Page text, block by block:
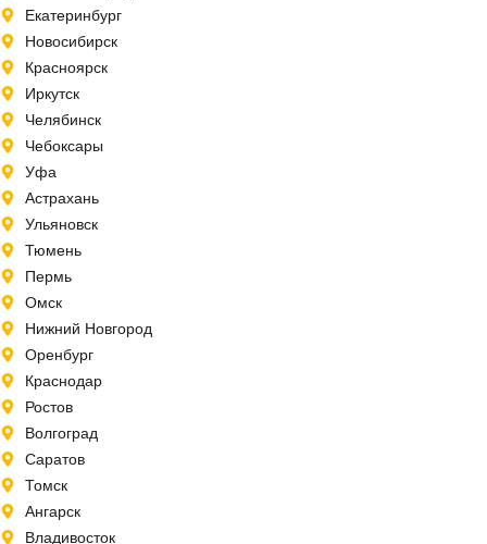
Екатеринбург
Новосибирск
Красноярск
Иркутск
Челябинск
Чебоксары
Уфа
Астрахань
Ульяновск
Тюмень
Пермь
Омск
Нижний Новгород
Оренбург
Краснодар
Ростов
Волгоград
Саратов
Томск
Ангарск
Владивосток